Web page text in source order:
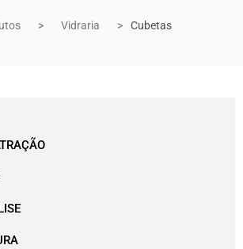
Vidraria Cubetas